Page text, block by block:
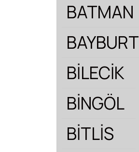
BATMAN
BAYBURT
BİLECİK
BİNGÖL
BİTLİS